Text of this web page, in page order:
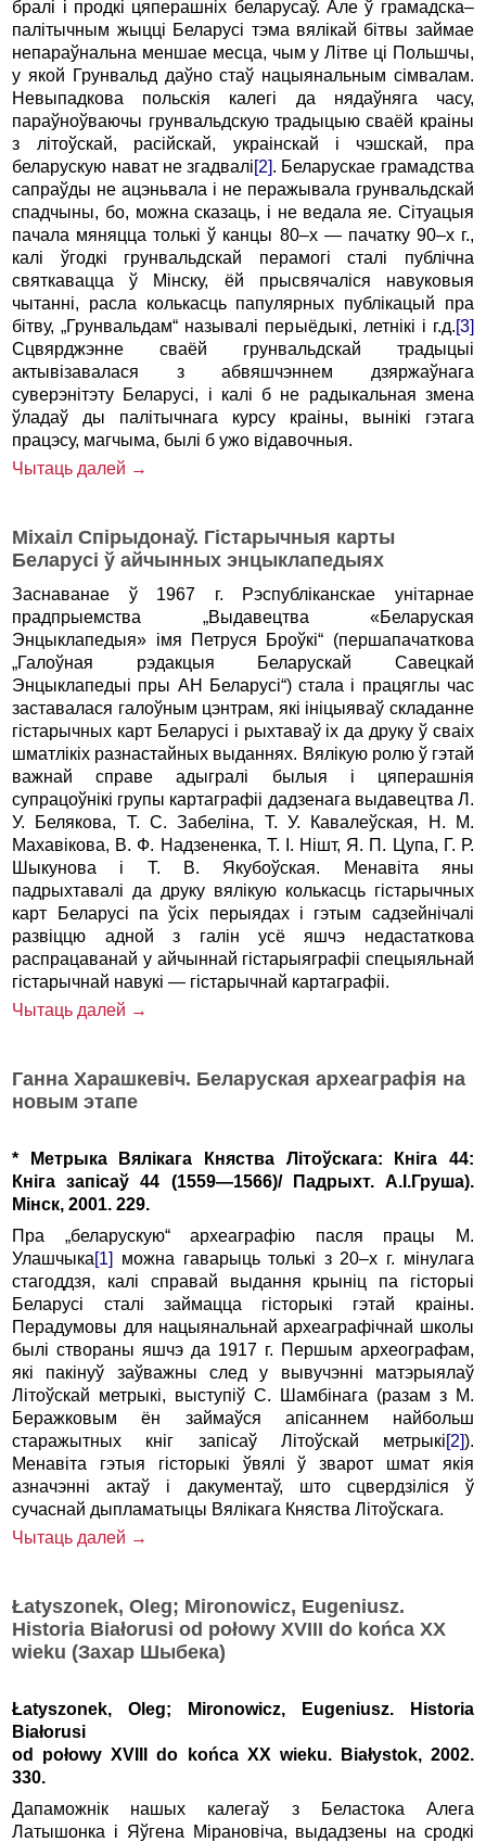
бралі і продкі цяперашніх беларусаў. Але ў грамадска–
палітычным жыцці Беларусі тэма вялікай бітвы займае
непараўнальна меншае месца, чым у Літве ці Польшчы,
у якой Грунвальд даўно стаў нацыянальным сімвалам.
Невыпадкова польскія калегі да нядаўняга часу,
параўноўваючы грунвальдскую традыцыю сваёй краіны
з літоўскай, расійскай, украінскай і чэшскай, пра
беларускую нават не згадвалі[2]. Беларускае грамадства
сапраўды не ацэньвала і не перажывала грунвальдскай
спадчыны, бо, можна сказаць, і не ведала яе. Сітуацыя
пачала мяняцца толькі ў канцы 80–х — пачатку 90–х г.,
калі ўгодкі грунвальдскай перамогі сталі публічна
святкавацца ў Мінску, ёй прысвячаліся навуковыя
чытанні, расла колькасць папулярных публікацый пра
бітву, „Грунвальдам“ называлі перыёдыкі, летнікі і г.д.[3]
Сцвярджэнне сваёй грунвальдскай традыцыі
актывізавалася з абвяшчэннем дзяржаўнага
суверэнітэту Беларусі, і калі б не радыкальная змена
ўладаў ды палітычнага курсу краіны, вынікі гэтага
працэсу, магчыма, былі б ужо відавочныя.
Чытаць далей →
Міхаіл Спірыдонаў. Гістарычныя карты
Беларусі ў айчынных энцыклапедыях
Заснаванае ў 1967 г. Рэспубліканскае унітарнае
прадпрыемства „Выдавецтва «Беларуская
Энцыклапедыя» імя Петруся Броўкі“ (першапачаткова
„Галоўная рэдакцыя Беларускай Савецкай
Энцыклапедыі пры АН Беларусі“) стала і працяглы час
заставалася галоўным цэнтрам, які ініцыяваў складанне
гістарычных карт Беларусі і рыхтаваў іх да друку ў сваіх
шматлікіх разнастайных выданнях. Вялікую ролю ў гэтай
важнай справе адыгралі былыя і цяперашнія
супрацоўнікі групы картаграфіі дадзенага выдавецтва Л.
У. Белякова, Т. С. Забеліна, Т. У. Кавалеўская, Н. М.
Махавікова, В. Ф. Надзененка, Т. І. Нішт, Я. П. Цупа, Г. Р.
Шыкунова і Т. В. Якубоўская. Менавіта яны
падрыхтавалі да друку вялікую колькасць гістарычных
карт Беларусі па ўсіх перыядах і гэтым садзейнічалі
развіццю адной з галін усё яшчэ недастаткова
распрацаванай у айчыннай гістарыяграфіі спецыяльнай
гістарычнай навукі — гістарычнай картаграфіі.
Чытаць далей →
Ганна Харашкевіч. Беларуская археагрaфія на
новым этапе
* Метрыка Вялікага Княства Літоўскага: Кніга 44:
Кніга запісаў 44 (1559—1566)/ Падрыхт. А.І.Груша).
Мінск, 2001. 229.
Пра „беларускую“ археаграфію пасля працы М.
Улашчыка[1]
можна гаварыць толькі з 20–х г. мінулага
стагоддзя, калі справай выдання крыніц па гісторыі
Беларусі сталі займацца гісторыкі гэтай краіны.
Перадумовы для нацыянальнай археаграфіч­най школы
былі створаны яшчэ да 1917 г. Першым археографам,
які пакінуў заўважны след у вывучэнні матэрыялаў
Літоўскай метрыкі, выступіў С. Шамбінага (разам з М.
Беражковым ён займаўся апісаннем найбольш
старажытных кніг запісаў Літоўскай метрыкі[2]).
Менавіта гэтыя гісторыкі ўвялі ў зварот шмат якія
азначэнні актаў і дакументаў, што сцвердзі­ліся ў
сучаснай дыпламатыцы Вялікага Княства Літоўскага.
Чытаць далей →
Łatyszonek, Oleg; Mironowicz, Eugeniusz.
Historia Białorusi od połowy XVIII do końca XX
wieku (Захар Шыбека)
Łatyszonek, Oleg; Mironowicz, Eugeniusz. Historia
Białorusi
od połowy XVIII do końca XX wieku. Białystok, 2002.
330.
Дапаможнік нашых калегаў з Беластока Алега
Латышонка і Яўгена Мірановіча, выдадзены на сродкі